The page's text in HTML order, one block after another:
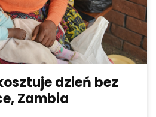
dzień bez
Zambia